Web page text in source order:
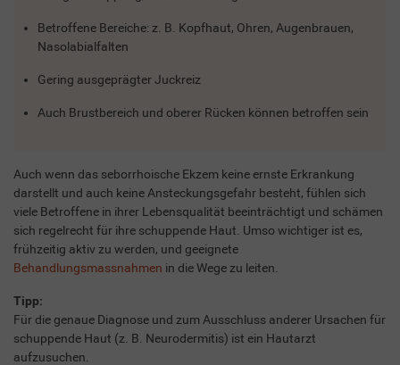
Betroffene Bereiche: z. B. Kopfhaut, Ohren, Augenbrauen,
Nasolabialfalten
Gering ausgeprägter Juckreiz
Auch Brustbereich und oberer Rücken können betroffen sein
Auch wenn das seborrhoische Ekzem keine ernste Erkrankung
darstellt und auch keine Ansteckungsgefahr besteht, fühlen sich
viele Betroffene in ihrer Lebensqualität beeinträchtigt und schämen
sich regelrecht für ihre schuppende Haut. Umso wichtiger ist es,
frühzeitig aktiv zu werden, und geeignete
Behandlungsmassnahmen in die Wege zu leiten.
Tipp:
Für die genaue Diagnose und zum Ausschluss anderer Ursachen für
schuppende Haut (z. B. Neurodermitis) ist ein Hautarzt
aufzusuchen.